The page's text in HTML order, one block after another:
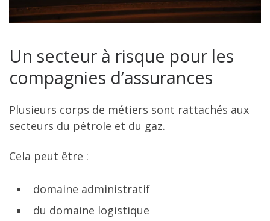
Un secteur à risque pour les
compagnies d’assurances
Plusieurs corps de métiers sont rattachés aux
secteurs du pétrole et du gaz.
Cela peut être :
domaine administratif
du domaine logistique